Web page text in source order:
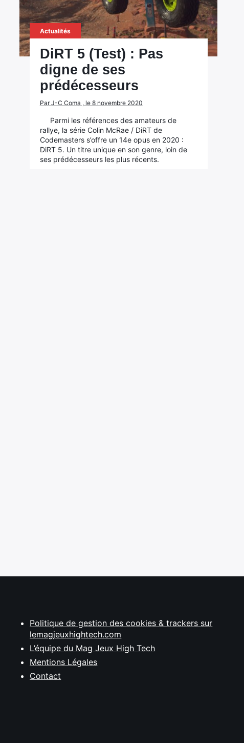
Actualités
DiRT 5 (Test) : Pas
digne de ses
prédécesseurs
Par J-C Coma , le 8 novembre 2020
Parmi les références des amateurs de
rallye, la série Colin McRae / DiRT de
Codemasters s’offre un 14e opus en 2020 :
DiRT 5. Un titre unique en son genre, loin de
ses prédécesseurs les plus récents.
Politique de gestion des cookies & trackers sur
lemagjeuxhightech.com
L’équipe du Mag Jeux High Tech
Mentions Légales
Contact